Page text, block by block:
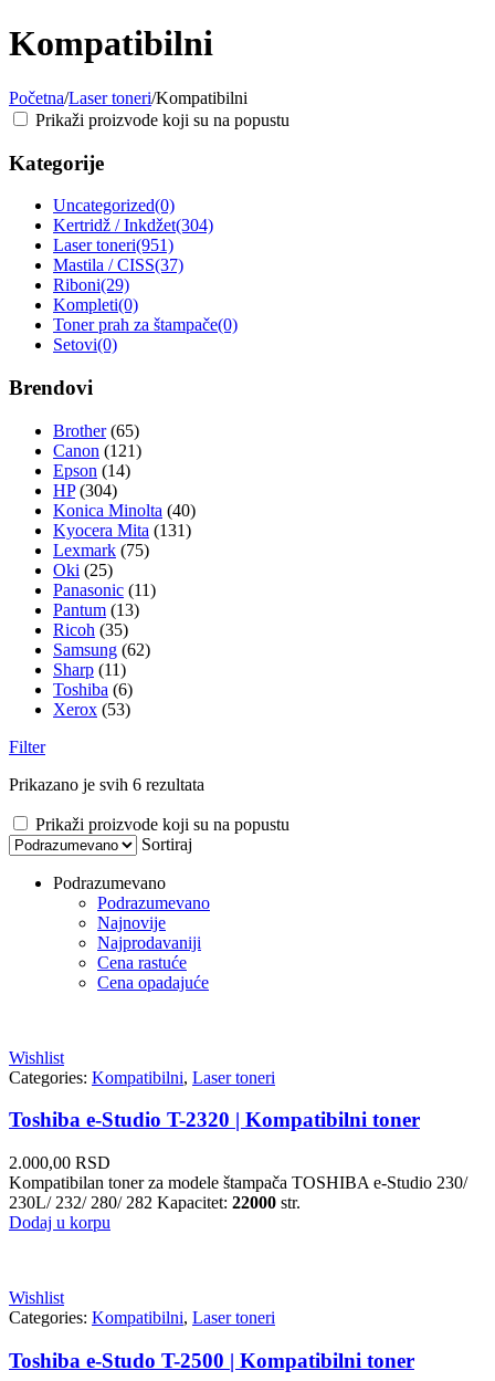
Kompatibilni
Početna/Laser toneri/Kompatibilni
Prikaži proizvode koji su na popustu
Kategorije
Uncategorized(0)
Kertridž / Inkdžet(304)
Laser toneri(951)
Mastila / CISS(37)
Riboni(29)
Kompleti(0)
Toner prah za štampače(0)
Setovi(0)
Brendovi
Brother (65)
Canon (121)
Epson (14)
HP (304)
Konica Minolta (40)
Kyocera Mita (131)
Lexmark (75)
Oki (25)
Panasonic (11)
Pantum (13)
Ricoh (35)
Samsung (62)
Sharp (11)
Toshiba (6)
Xerox (53)
Filter
Prikazano je svih 6 rezultata
Prikaži proizvode koji su na popustu
Sortiraj
Podrazumevano
Podrazumevano
Najnovije
Najprodavaniji
Cena rastuće
Cena opadajuće
Wishlist
Categories: Kompatibilni, Laser toneri
Toshiba e-Studio T-2320 | Kompatibilni toner
2.000,00 RSD
Kompatibilan toner za modele štampača TOSHIBA e-Studio 230/
230L/ 232/ 280/ 282 Kapacitet: 22000 str.
Dodaj u korpu
Wishlist
Categories: Kompatibilni, Laser toneri
Toshiba e-Studo T-2500 | Kompatibilni toner